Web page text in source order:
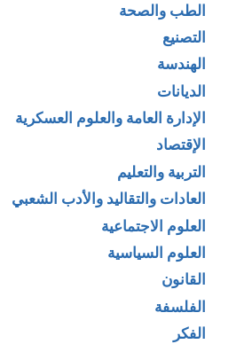
الطب والصحة
التصنيع
الهندسة
الديانات
الإدارة العامة والعلوم العسكرية
الإقتصاد
التربية والتعليم
العادات والتقاليد والأدب الشعبي
العلوم الاجتماعية
العلوم السياسية
القانون
الفلسفة
الفكر